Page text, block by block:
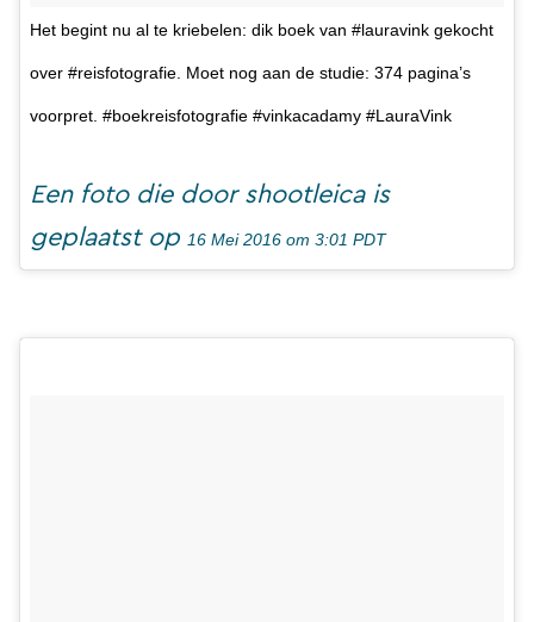
Het begint nu al te kriebelen: dik boek van #lauravink gekocht
over #reisfotografie. Moet nog aan de studie: 374 pagina’s
voorpret. #boekreisfotografie #vinkacadamy #LauraVink
Een foto die door shootleica is
geplaatst op 16 Mei 2016 om 3:01 PDT